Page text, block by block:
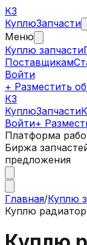
КЗ
КуплюЗапчасти
Меню
Куплю запчасти
Поставщикам
Войти
+ Разместить
КЗ
КуплюЗапчасти
Войти+
Платформа
Биржа
предложения
Главная/Куплю
Куплю радиатор